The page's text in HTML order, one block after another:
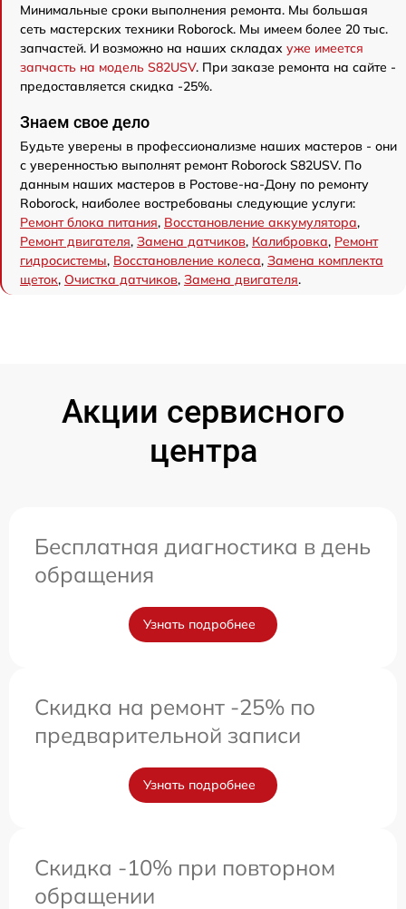
Минимальные сроки выполнения ремонта. Мы большая
сеть мастерских техники Roborock. Мы имеем более 20 тыс.
запчастей. И возможно на наших складах уже имеется
запчасть на модель S82USV. При заказе ремонта на сайте -
предоставляется скидка -25%.
Знаем свое дело
Будьте уверены в профессионализме наших мастеров - они
с уверенностью выполнят ремонт Roborock S82USV. По
данным наших мастеров в Ростове-на-Дону по ремонту
Roborock, наиболее востребованы следующие услуги:
Ремонт блока питания, Восстановление аккумулятора,
Ремонт двигателя, Замена датчиков, Калибровка, Ремонт
гидросистемы, Восстановление колеса, Замена комплекта
щеток, Очистка датчиков, Замена двигателя.
Акции сервисного
центра
Бесплатная диагностика в день
обращения
Узнать подробнее
Скидка на ремонт -25% по
предварительной записи
Узнать подробнее
Скидка -10% при повторном
обращении